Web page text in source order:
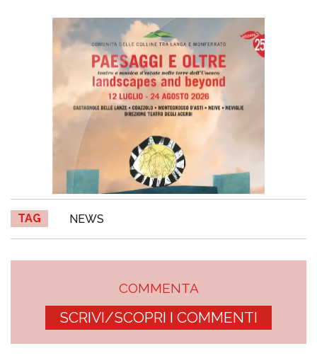
TAG NEWS
COMMENTA
SCRIVI/SCOPRI I COMMENTI